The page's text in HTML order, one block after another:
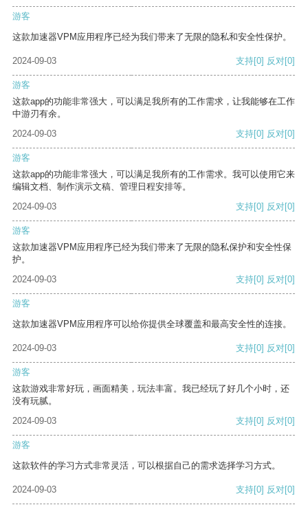
游客
这款加速器VPM应用程序已经为我们带来了无限的隐私和安全性保护。
2024-09-03 支持[0] 反对[0]
游客
这款app的功能非常强大，可以满足我所有的工作需求，让我能够在工作
中游刃有余。
2024-09-03
支持[0] 反对[0]
游客
这款app的功能非常强大，可以满足我所有的工作需求。我可以使用它来
编辑文档、制作演示文稿、管理日程安排等。
2024-09-03
支持[0] 反对[0]
游客
这款加速器VPM应用程序已经为我们带来了无限的隐私保护和安全性保
护。
2024-09-03
支持[0] 反对[0]
游客
这款加速器VPM应用程序可以给你提供全球覆盖和最高安全性的连接。
2024-09-03 支持[0] 反对[0]
游客
这款游戏非常好玩，画面精美，玩法丰富。我已经玩了好几个小时，还
没有玩腻。
2024-09-03
支持[0] 反对[0]
游客
这款软件的学习方式非常灵活，可以根据自己的需求选择学习方式。
2024-09-03 支持[0] 反对[0]